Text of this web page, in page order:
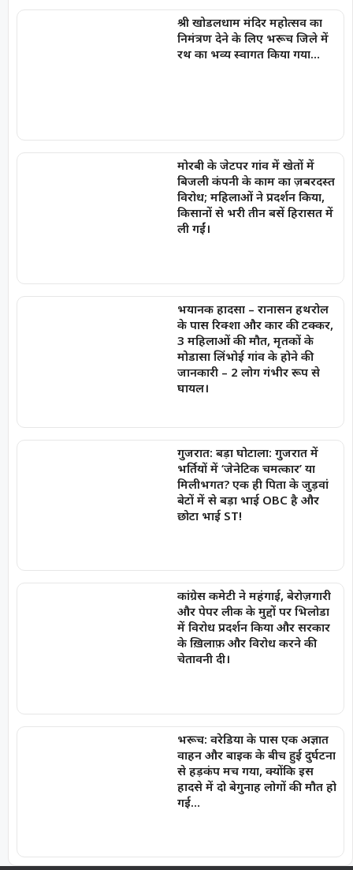
श्री खोडलधाम मंदिर महोत्सव का
निमंत्रण देने के लिए भरूच जिले में
रथ का भव्य स्वागत किया गया…
मोरबी के जेटपर गांव में खेतों में
बिजली कंपनी के काम का ज़बरदस्त
विरोध; महिलाओं ने प्रदर्शन किया,
किसानों से भरी तीन बसें हिरासत में
ली गईं।
भयानक हादसा – रानासन हथरोल
के पास रिक्शा और कार की टक्कर,
3 महिलाओं की मौत, मृतकों के
मोडासा लिंभोई गांव के होने की
जानकारी – 2 लोग गंभीर रूप से
घायल।
गुजरात: बड़ा घोटाला: गुजरात में
भर्तियों में ‘जेनेटिक चमत्कार’ या
मिलीभगत? एक ही पिता के जुड़वां
बेटों में से बड़ा भाई OBC है और
छोटा भाई ST!
कांग्रेस कमेटी ने महंगाई, बेरोज़गारी
और पेपर लीक के मुद्दों पर भिलोडा
में विरोध प्रदर्शन किया और सरकार
के ख़िलाफ़ और विरोध करने की
चेतावनी दी।
भरूच: वरेडिया के पास एक अज्ञात
वाहन और बाइक के बीच हुई दुर्घटना
से हड़कंप मच गया, क्योंकि इस
हादसे में दो बेगुनाह लोगों की मौत हो
गई…